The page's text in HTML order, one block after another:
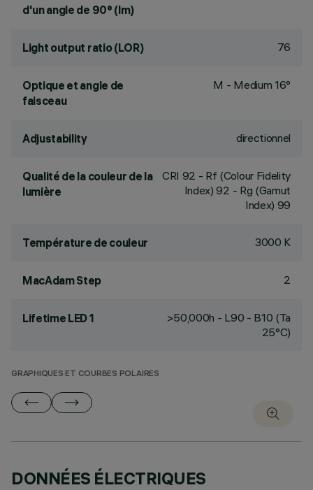
d'un angle de 90° (lm)
Light output ratio (LOR) 76
Optique et angle de
faisceau
M - Medium 16°
Adjustability directionnel
Qualité de la couleur de la
lumière
CRI 92 - Rf (Colour Fidelity
Index) 92 - Rg (Gamut
Index) 99
Température de couleur 3000 K
MacAdam Step 2
Lifetime LED 1
>50,000h - L90 - B10 (Ta
25°C)
GRAPHIQUES ET COURBES POLAIRES
DONNÉES ÉLECTRIQUES